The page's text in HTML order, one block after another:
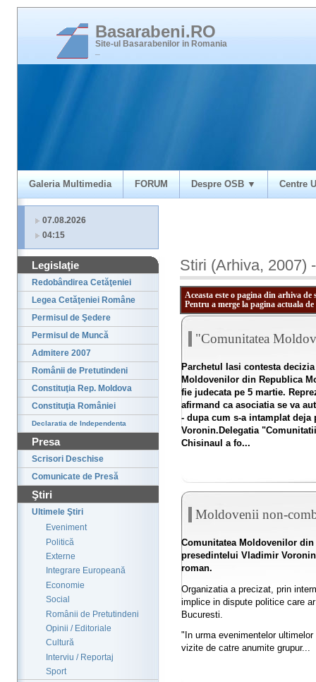
Basarabeni.RO
Site-ul Basarabenilor in Romania
Galeria Multimedia FORUM Despre OSB ▼ Centre
07.08.2026
04:15
Legislaţie
Redobândirea Cetăţeniei
Legea Cetăţeniei Române
Permisul de Şedere
Permisul de Muncă
Admitere 2007
Românii de Pretutindeni
Constituţia Rep. Moldova
Constituţia României
Declaratia de Independenta
Presa
Scrisori Deschise
Comunicate de Presă
Ştiri
Ultimele Ştiri
Eveniment
Politică
Externe
Integrare Europeană
Economie
Social
Românii de Pretutindeni
Opinii / Editoriale
Cultură
Interviu / Reportaj
Sport
Stiri (Arhiva, 2007)
Aceasta este o pagina din arhiva
Pentru a merge la pagina actuala
"Comunitatea
Parchetul Iasi contesta
Moldovenilor din Republica
fie judecata pe 5 martie.
afirmand ca asociatia se va
- dupa cum s-a intamplat
Voronin.Delegatia
Chisinaul a fo...
Moldovenii non-
Comunitatea Moldovenilor
presedintelui Vladimir
roman.
Organizatia a precizat, prin
implice in dispute politice care
Bucuresti.
"In urma evenimentelor
vizite de catre anumite grupur...